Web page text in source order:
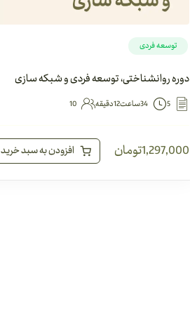
توسعه فردی
دوره روانشناختی، توسعه فردی و شبکه سازی
5 34ساعت12دقیقه 10
1,297,000تومان افزودن به سبد خرید